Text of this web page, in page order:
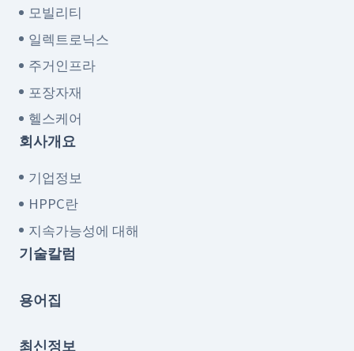
모빌리티
일렉트로닉스
주거인프라
포장자재
헬스케어
회사개요
기업정보
HPPC란
지속가능성에 대해
기술칼럼
용어집
최신정보